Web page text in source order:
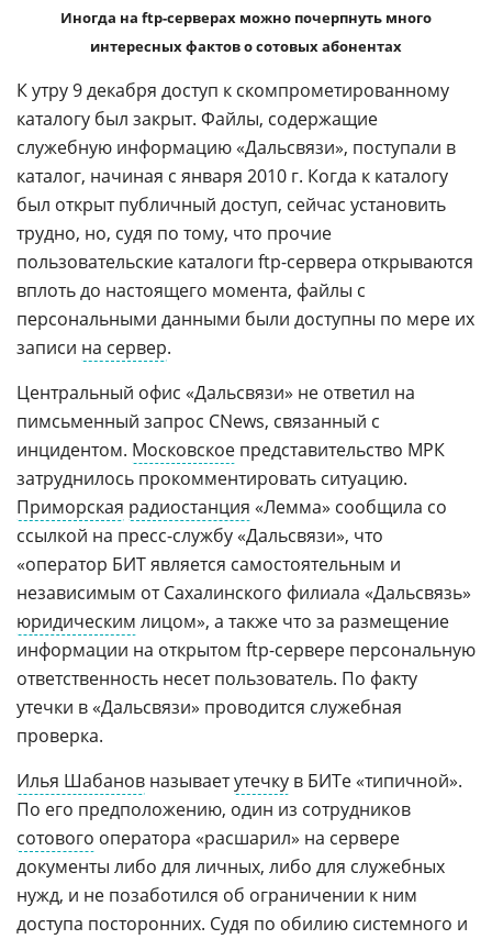
Иногда на ftp-серверах можно почерпнуть много
интересных фактов о сотовых абонентах
К утру 9 декабря доступ к скомпрометированному
каталогу был закрыт. Файлы, содержащие
служебную информацию «Дальсвязи», поступали в
каталог, начиная с января 2010 г. Когда к каталогу
был открыт публичный доступ, сейчас установить
трудно, но, судя по тому, что прочие
пользовательские каталоги ftp-сервера открываются
вплоть до настоящего момента, файлы с
персональными данными были доступны по мере их
записи на сервер.
Центральный офис «Дальсвязи» не ответил на
пимсьменный запрос CNews, связанный с
инцидентом. Московское представительство МРК
затруднилось прокомментировать ситуацию.
Приморская радиостанция «Лемма» сообщила со
ссылкой на пресс-службу «Дальсвязи», что
«оператор БИТ является самостоятельным и
независимым от Сахалинского филиала «Дальсвязь»
юридическим лицом», а также что за размещение
информации на открытом ftp-сервере персональную
ответственность несет пользователь. По факту
утечки в «Дальсвязи» проводится служебная
проверка.
Илья Шабанов называетутечку в БИТе «типичной».
По его предположению, один из сотрудников
сотового оператора «расшарил» на сервере
документы либо для личных, либо для служебных
нужд, и не позаботился об ограничении к ним
доступа посторонних. Судя по обилию системного и